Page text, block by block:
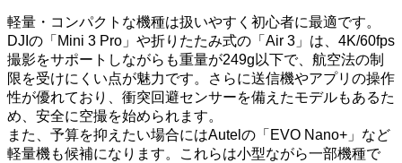
軽量・コンパクトな機種は扱いやすく初心者に最適です。
DJIの「Mini 3 Pro」や折りたたみ式の「Air 3」は、4K/60fps
撮影をサポートしながらも重量が249g以下で、航空法の制
限を受けにくい点が魅力です。さらに送信機やアプリの操作
性が優れており、衝突回避センサーを備えたモデルもあるた
め、安全に空撮を始められます。
また、予算を抑えたい場合にはAutelの「EVO Nano+」など
軽量機も候補になります。これらは小型ながら一部機種で